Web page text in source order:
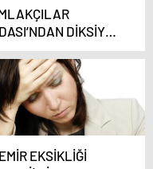
DİKSİYON
EKSİKLİĞİ